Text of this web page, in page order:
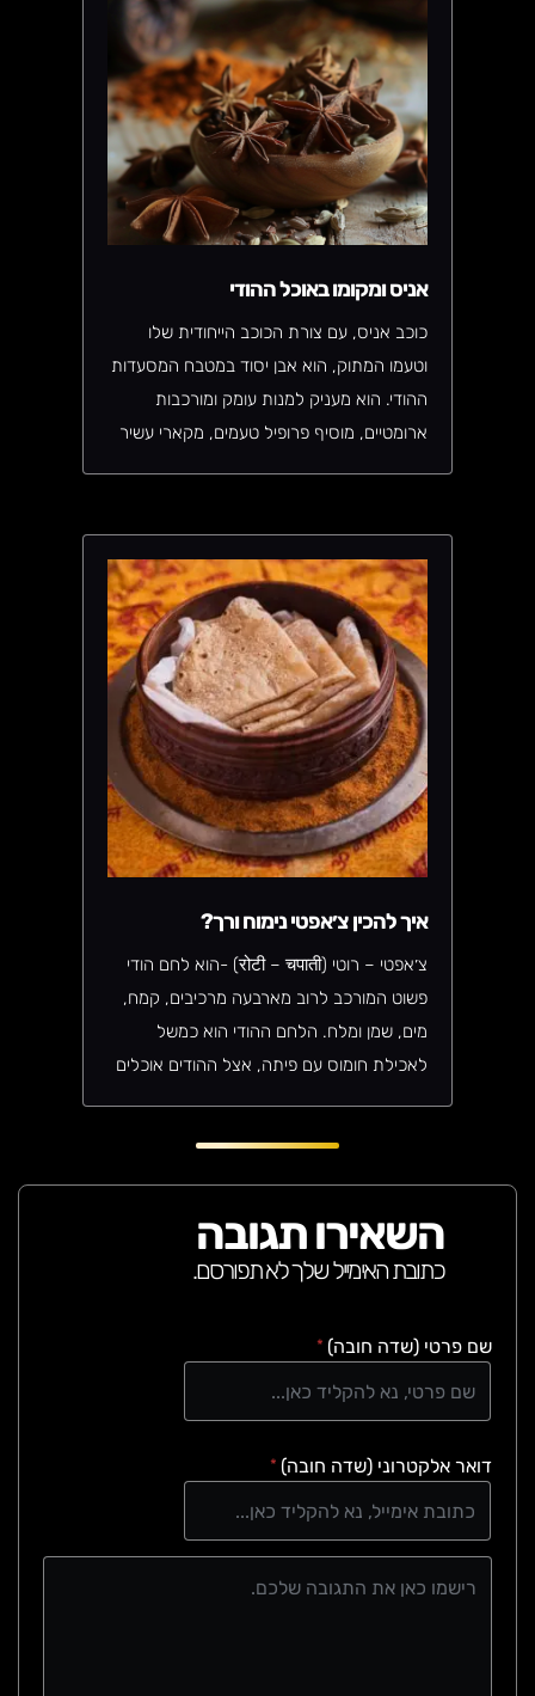
אניס ומקומו באוכל ההודי
כוכב אניס, עם צורת הכוכב הייחודית שלו
וטעמו המתוק, הוא אבן יסוד במטבח המסעדות
ההודי. הוא מעניק למנות עומק ומורכבות
ארומטיים, מוסיף פרופיל טעמים, מקארי עשיר
איך להכין צ׳אפטי נימוח ורך?
צ׳אפטי – רוטי (रोटी – चपाती) -הוא לחם הודי
פשוט המורכב לרוב מארבעה מרכיבים, קמח,
מים, שמן ומלח. הלחם ההודי הוא כמשל
לאכילת חומוס עם פיתה, אצל ההודים אוכלים
השאירו תגובה
כתובת האימייל שלך לא תפורסם.
שם פרטי (שדה חובה) *
דואר אלקטרוני (שדה חובה) *